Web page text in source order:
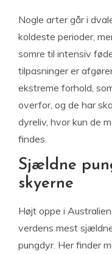
Nogle arter går i
koldeste perioder,
somre til intensiv
tilpasninger er
ekstreme forhold,
overfor, og de har
dyreliv, hvor kun de
findes.
Sjældne
skyerne
Højt oppe i
verdens mest
pungdyr. Her finder